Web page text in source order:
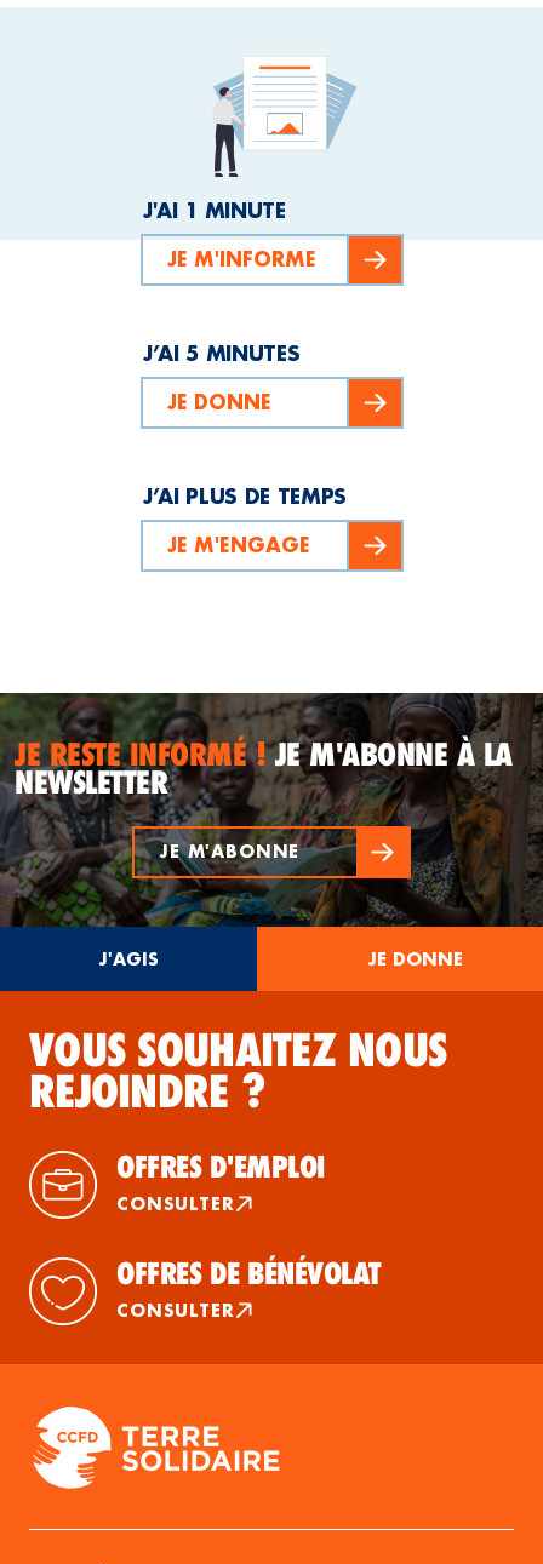
J'AI 1 MINUTE
JE M'INFORME
J’AI 5 MINUTES
JE DONNE
J’AI PLUS DE TEMPS
JE M'ENGAGE
JE RESTE INFORMÉ !JE M'ABONNE À LA
NEWSLETTER
JE M'ABONNE
J'AGIS JE DONNE
VOUS SOUHAITEZ NOUS
REJOINDRE ?
OFFRES D'EMPLOI
CONSULTER
OFFRES DE BÉNÉVOLAT
CONSULTER